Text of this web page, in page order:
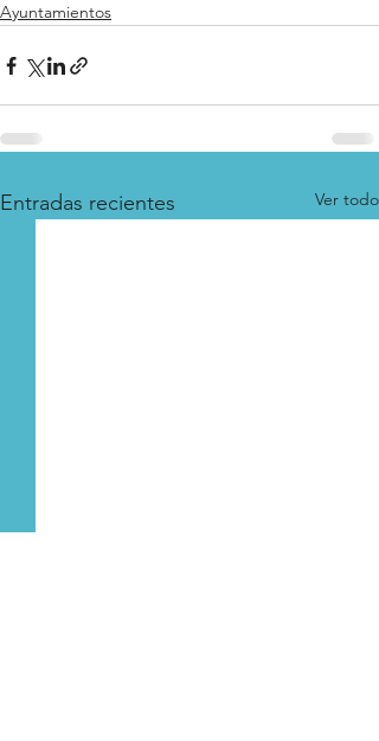
Ayuntamientos
Entradas recientes Ver todo